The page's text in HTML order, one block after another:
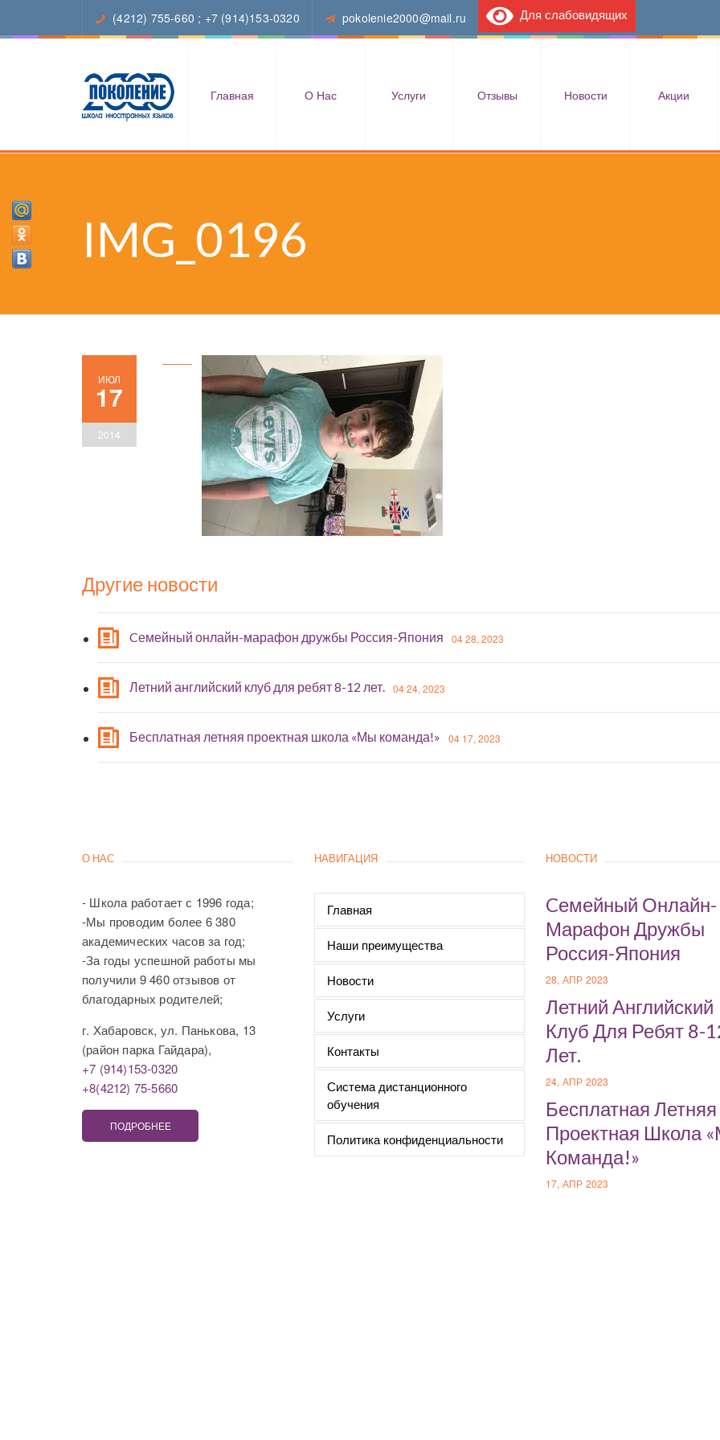
(4212) 755-660 ; +7 (914)153-0320 pokolenie2000@mail.ru Для слабовидящих
Главная О Нас Услуги Отзывы Новости Акции
IMG_0196
ИЮЛ
17
2014
Другие новости
Cемейный онлайн-марафон дружбы Россия-Япония 04 28, 2023
Летний английский клуб для ребят 8-12 лет. 04 24, 2023
Бесплатная летняя проектная школа «Мы команда!» 04 17, 2023
О НАС
- Школа работает с 1996 года;
-Мы проводим более 6 380
академических часов за год;
-За годы успешной работы мы
получили 9 460 отзывов от
благодарных родителей;
г. Хабаровск, ул. Панькова, 13
(район парка Гайдара),
+7 (914)153-0320
+8(4212) 75-5660
ПОДРОБНЕЕ
НАВИГАЦИЯ
Главная
Наши преимущества
Новости
Услуги
Контакты
Система дистанционного
обучения
Политика конфиденциальности
НОВОСТИ
Cемейный Онлайн-
Марафон Дружбы
Россия-Япония
28, АПР 2023
Летний Английский
Клуб Для Ребят 8-
Лет.
24, АПР 2023
Бесплатная Летняя
Проектная Школа
Команда!»
17, АПР 2023